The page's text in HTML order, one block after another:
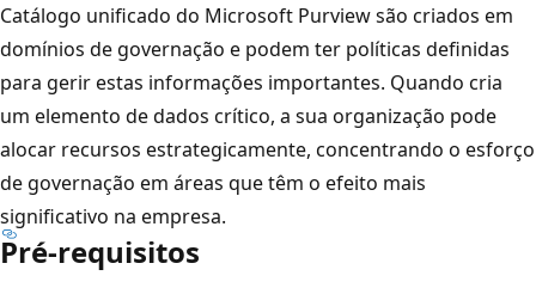
Catálogo unificado do Microsoft Purview são criados em
domínios de governação e podem ter políticas definidas
para gerir estas informações importantes. Quando cria
um elemento de dados crítico, a sua organização pode
alocar recursos estrategicamente, concentrando o esforço
de governação em áreas que têm o efeito mais
significativo na empresa.
Pré-requisitos